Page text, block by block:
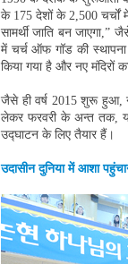
के 175 देशों के 2,500 चर्चों
सामर्थी जाति बन जाएगा,”
में चर्च ऑफ गॉड की
किया गया है और नए मंदिरों
जैसे ही वर्ष 2015 शुरू हुआ,
लेकर फरवरी के अन्त तक,
उद्घाटन के लिए तैयार हैं।
उदासीन दुनिया में आशा